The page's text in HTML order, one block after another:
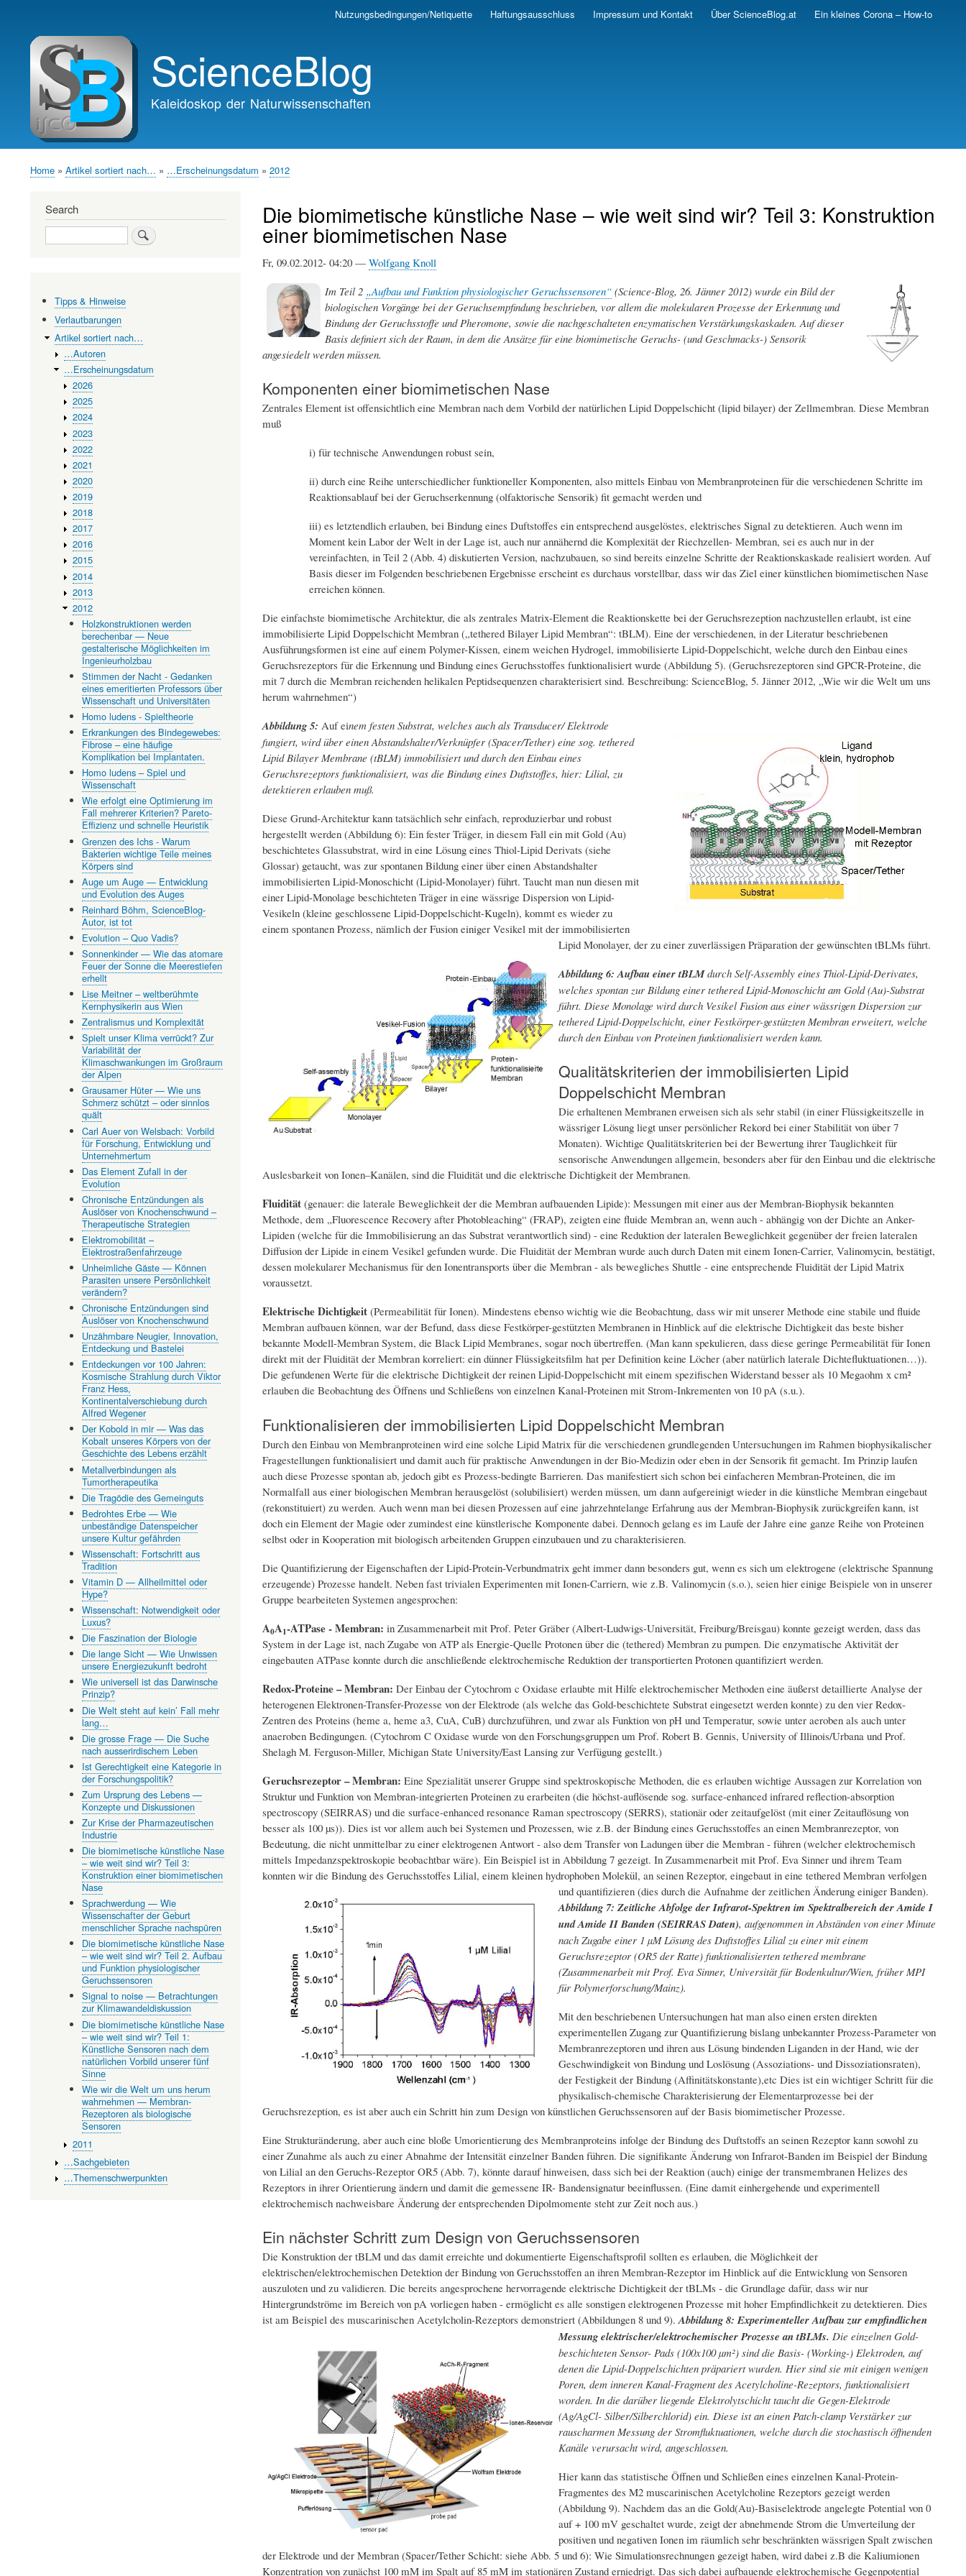
Skip
navigation
Nutzungsbedingungen/Netiquette Haftungsausschluss Impressum und Kontakt Über ScienceBlog.at Ein kleines Corona – How-to
ScienceBlog
Kaleidoskop der Naturwissenschaften
Home Artikel sortiert nach… …Erscheinungsdatum 2012
Die biomimetische künstliche Nase – wie weit sind wir? Teil 3: Konstruktion
einer biomimetischen Nase
Fr, 09.02.2012- 04:20 — Wolfgang Knoll
Im Teil 2 „Aufbau und Funktion physiologischer Geruchssensoren“(Science-Blog, 26. Jänner 2012) wurde ein Bild der
biologischen Vorgänge bei der Geruchsempfindung beschrieben, vor allem die molekularen Prozesse der Erkennung und
Bindung der Geruchsstoffe und Pheromone, sowie die nachgeschalteten enzymatischen Verstärkungskaskaden. Auf dieser
Basis definiert sich der Raum, in dem die Ansätze für eine biomimetische Geruchs- (und Geschmacks-) Sensorik
angesiedelt werden müssen.
Komponenten einer biomimetischen Nase
Zentrales Element ist offensichtlich eine Membran nach dem Vorbild der natürlichen Lipid Doppelschicht (lipid bilayer) der Zellmembran. Diese Membran
muß
i) für technische Anwendungen robust sein,
ii) durch eine Reihe unterschiedlicher funktioneller Komponenten, also mittels Einbau von Membranproteinen für die verschiedenen Schritte im
Reaktionsablauf bei der Geruchserkennung (olfaktorische Sensorik) fit gemacht werden und
iii) es letztendlich erlauben, bei Bindung eines Duftstoffes ein entsprechend ausgelöstes, elektrisches Signal zu detektieren. Auch wenn im
Moment kein Labor der Welt in der Lage ist, auch nur annähernd die Komplexität der Riechzellen- Membran, sei es auch nur in der
vereinfachten, in Teil 2 (Abb. 4) diskutierten Version, nachzubauen, so sind bereits einzelne Schritte der Reaktionskaskade realisiert worden. Auf
Basis dieser im Folgenden beschriebenen Ergebnisse erscheint es durchaus vorstellbar, dass wir das Ziel einer künstlichen biomimetischen Nase
erreichen können.
Die einfachste biomimetische Architektur, die als zentrales Matrix-Element die Reaktionskette bei der Geruchsrezeption nachzustellen erlaubt, ist eine
immobilisierte Lipid Doppelschicht Membran („tethered Bilayer Lipid Membran“: tBLM). Eine der verschiedenen, in der Literatur beschriebenen
Ausführungsformen ist eine auf einem Polymer-Kissen, einem weichen Hydrogel, immobilisierte Lipid-Doppelschicht, welche durch den Einbau eines
Geruchsrezeptors für die Erkennung und Bindung eines Geruchsstoffes funktionalisiert wurde (Abbildung 5). (Geruchsrezeptoren sind GPCR-Proteine, die
mit 7 durch die Membran reichenden helikalen Peptidsequenzen charakterisiert sind. Beschreibung: ScienceBlog, 5. Jänner 2012, „Wie wir die Welt um uns
herum wahrnehmen“)
Abbildung 5: Auf einem festen Substrat, welches auch als Transducer/ Elektrode
fungiert, wird über einen Abstandshalter/Verknüpfer (Spacer/Tether) eine sog. tethered
Lipid Bilayer Membrane (tBLM) immobilisiert und durch den Einbau eines
Geruchsrezeptors funktionalisiert, was die Bindung eines Duftstoffes, hier: Lilial, zu
detektieren erlauben muß.
Diese Grund-Architektur kann tatsächlich sehr einfach, reproduzierbar und robust
hergestellt werden (Abbildung 6): Ein fester Träger, in diesem Fall ein mit Gold (Au)
beschichtetes Glassubstrat, wird in eine Lösung eines Thiol-Lipid Derivats (siehe
Glossar) getaucht, was zur spontanen Bildung einer über einen Abstandshalter
immobilisierten Lipid-Monoschicht (Lipid-Monolayer) führt. Taucht man nun diesen mit
einer Lipid-Monolage beschichteten Träger in eine wässrige Dispersion von Lipid-
Vesikeln (kleine geschlossene Lipid-Doppelschicht-Kugeln), kommt es wieder zu
einem spontanen Prozess, nämlich der Fusion einiger Vesikel mit der immobilisierten
Lipid Monolayer, der zu einer zuverlässigen Präparation der gewünschten tBLMs führt.
Abbildung 6: Aufbau einer tBLMdurch Self-Assembly eines Thiol-Lipid-Derivates,
welches spontan zur Bildung einer tethered Lipid-Monoschicht am Gold (Au)-Substrat
führt. Diese Monolage wird durch Vesikel Fusion aus einer wässrigen Dispersion zur
tethered Lipid-Doppelschicht, einer Festkörper-gestützten Membran erweitert, welche
durch den Einbau von Proteinen funktionalisiert werden kann.
Qualitätskriterien der immobilisierten Lipid
Doppelschicht Membran
Die erhaltenen Membranen erweisen sich als sehr stabil (in einer Flüssigkeitszelle in
wässriger Lösung liegt unser persönlicher Rekord bei einer Stabilität von über 7
Monaten). Wichtige Qualitätskriterien bei der Bewertung ihrer Tauglichkeit für
sensorische Anwendungen allgemein, besonders aber für den Einbau und die elektrische
Auslesbarkeit von Ionen–Kanälen, sind die Fluidität und die elektrische Dichtigkeit der Membranen.
Fluidität(genauer: die laterale Beweglichkeit der die Membran aufbauenden Lipide): Messungen mit einer aus der Membran-Biophysik bekannten
Methode, dem „Fluorescence Recovery after Photobleaching“ (FRAP), zeigten eine fluide Membran an, wenn auch - abhängig von der Dichte an Anker-
Lipiden (welche für die Immobilisierung an das Substrat verantwortlich sind) - eine Reduktion der lateralen Beweglichkeit gegenüber der freien lateralen
Diffusion der Lipide in einem Vesikel gefunden wurde. Die Fluidität der Membran wurde auch durch Daten mit einem Ionen-Carrier, Valinomycin, bestätigt,
dessen molekularer Mechanismus für den Ionentransports über die Membran - als bewegliches Shuttle - eine entsprechende Fluidität der Lipid Matrix
voraussetzt.
Elektrische Dichtigkeit(Permeabilität für Ionen). Mindestens ebenso wichtig wie die Beobachtung, dass wir mit unserer Methode eine stabile und fluide
Membran aufbauen können, war der Befund, dass diese Festkörper-gestützten Membranen in Hinblick auf die elektrische Dichtigkeit das beste bisher
bekannte Modell-Membran System, die Black Lipid Membranes, sogar noch übertreffen. (Man kann spekulieren, dass diese geringe Permeabilität für Ionen
direkt mit der Fluidität der Membran korreliert: ein dünner Flüssigkeitsfilm hat per Definition keine Löcher (aber natürlich laterale Dichtefluktuationen…)).
Die gefundenen Werte für die elektrische Dichtigkeit der reinen Lipid-Doppelschicht mit einem spezifischen Widerstand besser als 10 Megaohm x cm²
erlauben die Beobachtung des Öffnens und Schließens von einzelnen Kanal-Proteinen mit Strom-Inkrementen von 10 pA (s.u.).
Funktionalisieren der immobilisierten Lipid Doppelschicht Membran
Durch den Einbau von Membranproteinen wird eine solche Lipid Matrix für die verschiedenen grundlegenden Untersuchungen im Rahmen biophysikalischer
Fragestellungen funktionalisiert und damit auch für praktische Anwendungen in der Bio-Medizin oder eben in der Sensorik fit gemacht. Im Prinzip laufen
auch diese Prozesse spontan ab, jedoch gibt es Prozess-bedingte Barrieren. Das manifestiert sich schon bei einfacheren Membran-Proteinen, die im
Normalfall aus einer biologischen Membran herausgelöst (solubilisiert) werden müssen, um dann aufgereinigt wieder in die künstliche Membran eingebaut
(rekonstituiert) zu werden. Auch wenn man bei diesen Prozessen auf eine jahrzehntelange Erfahrung aus der Membran-Biophysik zurückgreifen kann, ist
doch ein Element der Magie oder zumindest eine künstlerische Komponente dabei. Dennoch gelang es im Laufe der Jahre eine ganze Reihe von Proteinen
selbst oder in Kooperation mit biologisch arbeitenden Gruppen einzubauen und zu charakterisieren.
Die Quantifizierung der Eigenschaften der Lipid-Protein-Verbundmatrix geht immer dann besonders gut, wenn es sich um elektrogene (elektrische Spannung
erzeugende) Prozesse handelt. Neben fast trivialen Experimenten mit Ionen-Carriern, wie z.B. Valinomycin (s.o.), seien hier einige Beispiele von in unserer
Gruppe bearbeiteten Systemen angesprochen:
A0A1-ATPase - Membran: in Zusammenarbeit mit Prof. Peter Gräber (Albert-Ludwigs-Universität, Freiburg/Breisgau) konnte gezeigt werden, dass das
System in der Lage ist, nach Zugabe von ATP als Energie-Quelle Protonen über die (tethered) Membran zu pumpen. Die enzymatische Aktivität der
eingebauten ATPase konnte durch die anschließende elektrochemische Reduktion der transportierten Protonen quantifiziert werden.
Redox-Proteine – Membran: Der Einbau der Cytochrom c Oxidase erlaubte mit Hilfe elektrochemischer Methoden eine äußerst detaillierte Analyse der
heterogenen Elektronen-Transfer-Prozesse von der Elektrode (als welche das Gold-beschichtete Substrat eingesetzt werden konnte) zu den vier Redox-
Zentren des Proteins (heme a, heme a3, CuA, CuB) durchzuführen, und zwar als Funktion von pH und Temperatur, sowie unter aeroben als auch unter
anaeroben Bedingungen. (Cytochrom C Oxidase wurde von den Forschungsgruppen um Prof. Robert B. Gennis, University of Illinois/Urbana und Prof.
Shelagh M. Ferguson-Miller, Michigan State University/East Lansing zur Verfügung gestellt.)
Geruchsrezeptor – Membran: Eine Spezialität unserer Gruppe sind spektroskopische Methoden, die es erlauben wichtige Aussagen zur Korrelation von
Struktur und Funktion von Membran-integrierten Proteinen zu erarbeiten (die höchst-auflösende sog. surface-enhanced infrared reflection-absorption
spectroscopy (SEIRRAS) und die surface-enhanced resonance Raman spectroscopy (SERRS), stationär oder zeitaufgelöst (mit einer Zeitauflösung von
besser als 100 µs)). Dies ist vor allem auch bei Systemen und Prozessen, wie z.B. der Bindung eines Geruchsstoffes an einen Membranrezeptor, von
Bedeutung, die nicht unmittelbar zu einer elektrogenen Antwort - also dem Transfer von Ladungen über die Membran - führen (welcher elektrochemisch
mittels Impedanzspektroskopie beobachtbar wäre). Ein Beispiel ist in Abbildung 7 gezeigt. In Zusammenarbeit mit Prof. Eva Sinner und ihrem Team
konnten wir die Bindung des Geruchsstoffes Lilial, einem kleinen hydrophoben Molekül, an seinen Rezeptor, eingebaut in eine tethered Membran verfolgen
und quantifizieren (dies durch die Aufnahme der zeitlichen Änderung einiger Banden).
Abbildung 7: Zeitliche Abfolge der Infrarot-Spektren im Spektralbereich der Amide I
und Amide II Banden (SEIRRAS Daten), aufgenommen in Abständen von einer Minute
nach Zugabe einer 1 µM Lösung des Duftstoffes Lilial zu einer mit einem
Geruchsrezeptor (OR5 der Ratte) funktionalisierten tethered membrane
(Zusammenarbeit mit Prof. Eva Sinner, Universität für Bodenkultur/Wien, früher MPI
für Polymerforschung/Mainz).
Mit den beschriebenen Untersuchungen hat man also einen ersten direkten
experimentellen Zugang zur Quantifizierung bislang unbekannter Prozess-Parameter von
Membranrezeptoren und ihren aus Lösung bindenden Liganden in der Hand, wie der
Geschwindigkeit von Bindung und Loslösung (Assoziations- und Dissoziationsraten),
der Festigkeit der Bindung (Affinitätskonstante),etc Dies ist ein wichtiger Schritt für die
physikalisch-chemische Charakterisierung der Elementarprozesse bei der
Geruchsrezeption, es ist aber auch ein Schritt hin zum Design von künstlichen Geruchssensoren auf der Basis biomimetischer Prozesse.
Eine Strukturänderung, aber auch eine bloße Umorientierung des Membranproteins infolge der Bindung des Duftstoffs an seinen Rezeptor kann sowohl zu
einer Zunahme als auch zu einer Abnahme der Intensität einzelner Banden führen. Die signifikante Änderung von Infrarot-Banden im Beispiel der Bindung
von Lilial an den Geruchs-Rezeptor OR5 (Abb. 7), könnte darauf hinweisen, dass sich bei der Reaktion (auch) einige der transmembranen Helizes des
Rezeptors in ihrer Orientierung ändern und damit die gemessene IR- Bandensignatur beeinflussen. (Eine damit einhergehende und experimentell
elektrochemisch nachweisbare Änderung der entsprechenden Dipolmomente steht zur Zeit noch aus.)
Ein nächster Schritt zum Design von Geruchssensoren
Die Konstruktion der tBLM und das damit erreichte und dokumentierte Eigenschaftsprofil sollten es erlauben, die Möglichkeit der
elektrischen/elektrochemischen Detektion der Bindung von Geruchsstoffen an ihren Membran-Rezeptor im Hinblick auf die Entwicklung von Sensoren
auszuloten und zu validieren. Die bereits angesprochene hervorragende elektrische Dichtigkeit der tBLMs - die Grundlage dafür, dass wir nur
Hintergrundströme im Bereich von pA vorliegen haben - ermöglicht es alle sonstigen elektrogenen Prozesse mit hoher Empfindlichkeit zu detektieren. Dies
ist am Beispiel des muscarinischen Acetylcholin-Rezeptors demonstriert (Abbildungen 8 und 9).Abbildung 8: Experimenteller Aufbau zur empfindlichen
Messung elektrischer/elektrochemischer Prozesse an tBLMs. Die einzelnen Gold-
beschichteten Sensor- Pads (100x100 µm²) sind die Basis- (Working-) Elektroden, auf
denen die Lipid-Doppelschichten präpariert wurden. Hier sind sie mit einigen wenigen
Poren, dem inneren Kanal-Fragment des Acetylcholine-Rezeptors, funktionalisiert
worden. In die darüber liegende Elektrolytschicht taucht die Gegen-Elektrode
(Ag/AgCl- Silber/Silberchlorid) ein. Diese ist an einen Patch-clamp Verstärker zur
rauscharmen Messung der Stromfluktuationen, welche durch die stochastisch öffnenden
Kanäle verursacht wird, angeschlossen.
Hier kann das statistische Öffnen und Schließen eines einzelnen Kanal-Protein-
Fragmentes des M2 muscarinischen Acetylcholine Rezeptors gezeigt werden
(Abbildung 9). Nachdem das an die Gold(Au)-Basiselektrode angelegte Potential von 0
auf + 100 mV geschaltet wurde, zeigt der abnehmende Strom die Umverteilung der
positiven und negativen Ionen im räumlich sehr beschränkten wässrigen Spalt zwischen
der Elektrode und der Membran (Spacer/Tether Schicht: siehe Abb. 5 und 6): Wie Simulationsrechnungen gezeigt haben, wird dabei z.B die Kaliumionen
Konzentration von zunächst 100 mM im Spalt auf 85 mM im stationären Zustand erniedrigt. Das sich dabei aufbauende elektrochemische Gegenpotential
Search
Search
Tipps & Hinweise
Verlautbarungen
Artikel sortiert nach…
…Autoren
…Erscheinungsdatum
2026
2025
2024
2023
2022
2021
2020
2019
2018
2017
2016
2015
2014
2013
2012
Holzkonstruktionen werden
berechenbar — Neue
gestalterische Möglichkeiten im
Ingenieurholzbau
Stimmen der Nacht - Gedanken
eines emeritierten Professors über
Wissenschaft und Universitäten
Homo ludens - Spieltheorie
Erkrankungen des Bindegewebes:
Fibrose – eine häufige
Komplikation bei Implantaten.
Homo ludens – Spiel und
Wissenschaft
Wie erfolgt eine Optimierung im
Fall mehrerer Kriterien? Pareto-
Effizienz und schnelle Heuristik
Grenzen des Ichs - Warum
Bakterien wichtige Teile meines
Körpers sind
Auge um Auge — Entwicklung
und Evolution des Auges
Reinhard Böhm, ScienceBlog-
Autor, ist tot
Evolution – Quo Vadis?
Sonnenkinder — Wie das atomare
Feuer der Sonne die Meerestiefen
erhellt
Lise Meitner – weltberühmte
Kernphysikerin aus Wien
Zentralismus und Komplexität
Spielt unser Klima verrückt? Zur
Variabilität der
Klimaschwankungen im Großraum
der Alpen
Grausamer Hüter — Wie uns
Schmerz schützt – oder sinnlos
quält
Carl Auer von Welsbach: Vorbild
für Forschung, Entwicklung und
Unternehmertum
Das Element Zufall in der
Evolution
Chronische Entzündungen als
Auslöser von Knochenschwund –
Therapeutische Strategien
Elektromobilität –
Elektrostraßenfahrzeuge
Unheimliche Gäste — Können
Parasiten unsere Persönlichkeit
verändern?
Chronische Entzündungen sind
Auslöser von Knochenschwund
Unzähmbare Neugier, Innovation,
Entdeckung und Bastelei
Entdeckungen vor 100 Jahren:
Kosmische Strahlung durch Viktor
Franz Hess,
Kontinentalverschiebung durch
Alfred Wegener
Der Kobold in mir — Was das
Kobalt unseres Körpers von der
Geschichte des Lebens erzählt
Metallverbindungen als
Tumortherapeutika
Die Tragödie des Gemeinguts
Bedrohtes Erbe — Wie
unbeständige Datenspeicher
unsere Kultur gefährden
Wissenschaft: Fortschritt aus
Tradition
Vitamin D — Allheilmittel oder
Hype?
Wissenschaft: Notwendigkeit oder
Luxus?
Die Faszination der Biologie
Die lange Sicht — Wie Unwissen
unsere Energiezukunft bedroht
Wie universell ist das Darwinsche
Prinzip?
Die Welt steht auf kein’ Fall mehr
lang…
Die grosse Frage — Die Suche
nach ausserirdischem Leben
Ist Gerechtigkeit eine Kategorie in
der Forschungspolitik?
Zum Ursprung des Lebens —
Konzepte und Diskussionen
Zur Krise der Pharmazeutischen
Industrie
Die biomimetische künstliche Nase
– wie weit sind wir? Teil 3:
Konstruktion einer biomimetischen
Nase
Sprachwerdung — Wie
Wissenschafter der Geburt
menschlicher Sprache nachspüren
Die biomimetische künstliche Nase
– wie weit sind wir? Teil 2. Aufbau
und Funktion physiologischer
Geruchssensoren
Signal to noise — Betrachtungen
zur Klimawandeldiskussion
Die biomimetische künstliche Nase
– wie weit sind wir? Teil 1:
Künstliche Sensoren nach dem
natürlichen Vorbild unserer fünf
Sinne
Wie wir die Welt um uns herum
wahrnehmen — Membran-
Rezeptoren als biologische
Sensoren
2011
…Sachgebieten
…Themenschwerpunkten